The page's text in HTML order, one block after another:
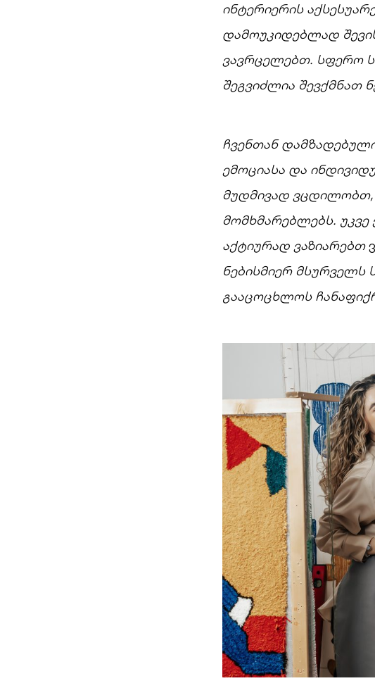
ინტერიერის
დამოუკიდებლად
ვავრცელებთ. სფერო
შეგვიძლია შევქმნათ
ჩვენთან
ემოციასა და
მუდმივად ვცდილობთ,
მომხმარებლებს.
აქტიურად ვაზიარებთ
ნებისმიერ მსურველს
გააცოცხლოს